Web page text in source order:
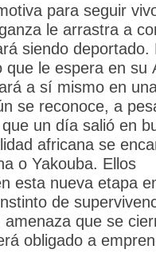
para seguir
le arrastra a
siendo deportado.
que le espera en su
a sí mismo en
se reconoce, a
un día salió en
africana se
o Yakouba. Ellos
esta nueva etapa
de
que se
obligado a